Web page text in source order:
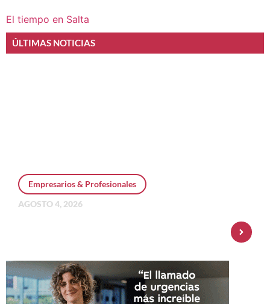
El tiempo en Salta
ÚLTIMAS NOTICIAS
Empresarios & Profesionales
AGOSTO 4, 2026